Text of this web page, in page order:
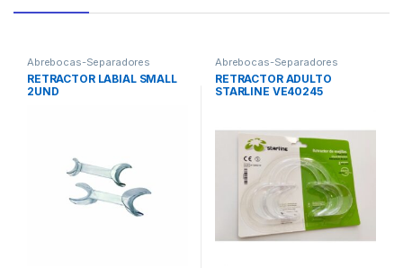
Abrebocas-Separadores
RETRACTOR LABIAL SMALL
2UND
Abrebocas-Separadores
RETRACTOR ADULTO
STARLINE VE40245